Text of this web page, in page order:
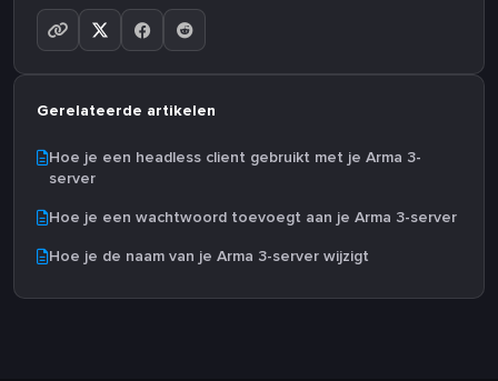
Gerelateerde artikelen
Hoe je een headless client gebruikt met je Arma 3-
server
Hoe je een wachtwoord toevoegt aan je Arma 3-server
Hoe je de naam van je Arma 3-server wijzigt